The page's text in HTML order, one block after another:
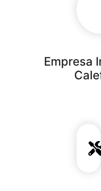
Empresa